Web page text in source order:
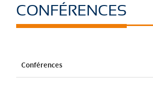
CONFÉRENCES
Conférences